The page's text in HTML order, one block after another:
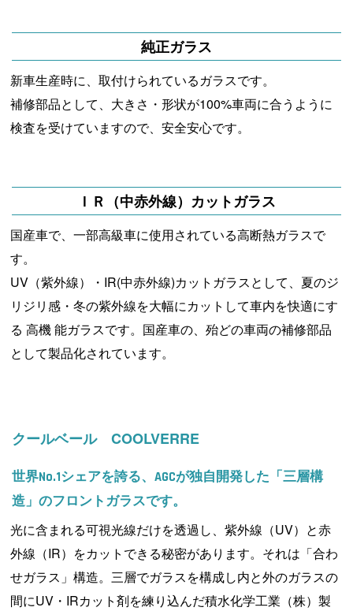
純正ガラス
新車生産時に、取付けられているガラスです。
補修部品として、大きさ・形状が100%車両に合うように
検査を受けていますので、安全安心です。
ＩＲ（中赤外線）カットガラス
国産車で、一部高級車に使用されている高断熱ガラスで
す。
UV（紫外線）・IR(中赤外線)カットガラスとして、夏のジ
リジリ感・冬の紫外線を大幅にカットして車内を快適にす
る 高機 能ガラスです。国産車の、殆どの車両の補修部品
として製品化されています。
クールベール COOLVERRE
世界No.1シェアを誇る、AGCが独自開発した「三層構
造」のフロントガラスです。
光に含まれる可視光線だけを透過し、紫外線（UV）と赤
外線（IR）をカットできる秘密があります。それは「合わ
せガラス」構造。三層でガラスを構成し内と外のガラスの
間にUV・IRカット剤を練り込んだ積水化学工業（株）製